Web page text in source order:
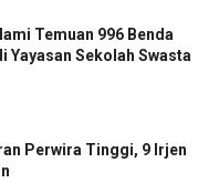
Temuan 996 Benda
Yayasan Sekolah Swasta
Perwira Tinggi, 9 Irjen